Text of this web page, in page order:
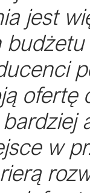
jest
ofertę
w